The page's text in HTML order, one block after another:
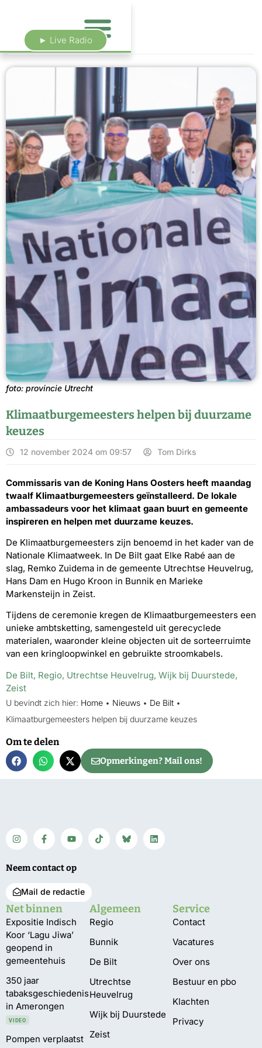
► Live Radio
foto: provincie Utrecht
Klimaatburgemeesters helpen bij duurzame
keuzes
12 november 2024 om 09:57 Tom Dirks
Commissaris van de Koning Hans Oosters heeft maandag
twaalf Klimaatburgemeesters geïnstalleerd. De lokale
ambassadeurs voor het klimaat gaan buurt en gemeente
inspireren en helpen met duurzame keuzes.
De Klimaatburgemeesters zijn benoemd in het kader van de
Nationale Klimaatweek. In De Bilt gaat Elke Rabé aan de
slag, Remko Zuidema in de gemeente Utrechtse Heuvelrug,
Hans Dam en Hugo Kroon in Bunnik en Marieke
Markensteijn in Zeist.
Tijdens de ceremonie kregen de Klimaatburgemeesters een
unieke ambtsketting, samengesteld uit gerecyclede
materialen, waaronder kleine objecten uit de sorteerruimte
van een kringloopwinkel en gebruikte stroomkabels.
De Bilt, Regio, Utrechtse Heuvelrug, Wijk bij Duurstede,
Zeist
U bevindt zich hier: Home • Nieuws • De Bilt •
Klimaatburgemeesters helpen bij duurzame keuzes
Om te delen
Opmerkingen? Mail ons!
Neem contact op
Mail de redactie
Net binnen
Expositie Indisch
Koor ‘Lagu Jiwa’
geopend in
gemeentehuis
350 jaar
tabaksgeschiedenis
in Amerongen
VIDEO
Pompen verplaatst
Algemeen
Regio
Bunnik
De Bilt
Utrechtse
Heuvelrug
Wijk bij Duurstede
Zeist
Service
Contact
Vacatures
Over ons
Bestuur en pbo
Klachten
Privacy